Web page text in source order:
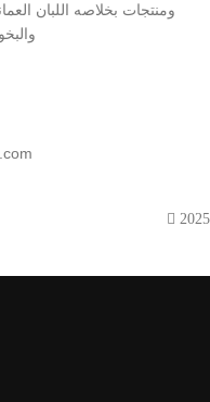
ومنتجات بخلاصه اللبان
2025